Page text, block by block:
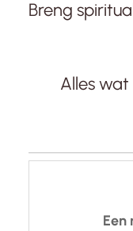
Breng
Alles
Een